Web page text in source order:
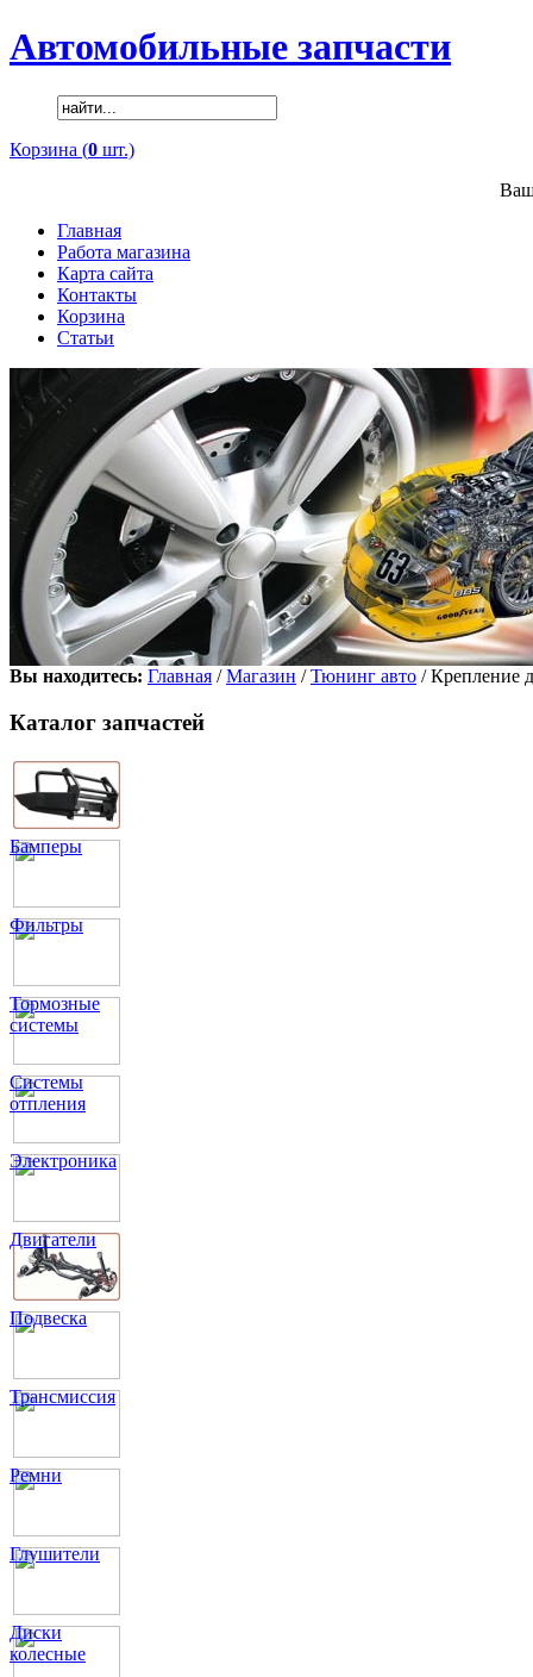
Автомобильные запчасти
Корзина (0 шт.)
Главная
Работа магазина
Карта сайта
Контакты
Корзина
Статьи
Вы находитесь: Главная /Магазин /Тюнинг авто / Крепление
Каталог запчастей
Бамперы
Фильтры
Тормозные
системы
Системы
отпления
Электроника
Двигатели
Подвеска
Трансмиссия
Ремни
Глушители
Диски
колесные